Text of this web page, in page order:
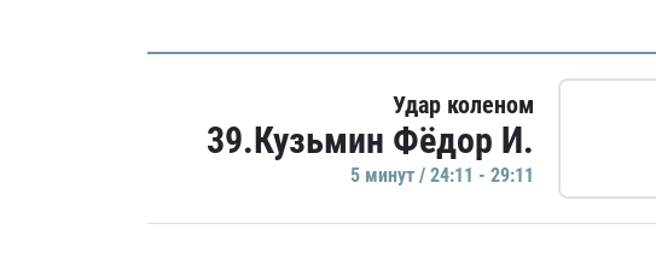
Удар коленом
39.Кузьмин Фёдор И.
5 минут / 24:11 - 29:11